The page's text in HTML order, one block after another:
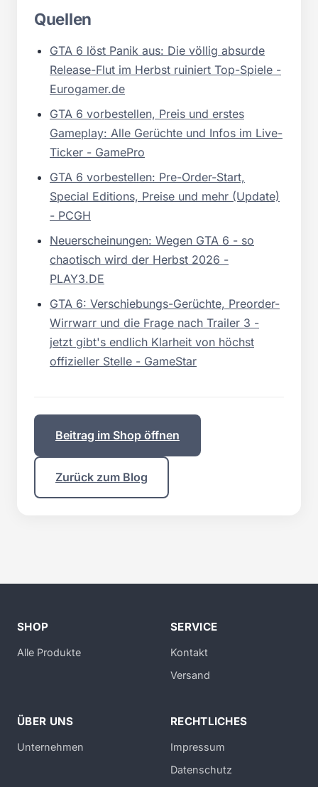
Quellen
GTA 6 löst Panik aus: Die völlig absurde
Release-Flut im Herbst ruiniert Top-Spiele -
Eurogamer.de
GTA 6 vorbestellen, Preis und erstes
Gameplay: Alle Gerüchte und Infos im Live-
Ticker - GamePro
GTA 6 vorbestellen: Pre-Order-Start,
Special Editions, Preise und mehr (Update)
- PCGH
Neuerscheinungen: Wegen GTA 6 - so
chaotisch wird der Herbst 2026 -
PLAY3.DE
GTA 6: Verschiebungs-Gerüchte, Preorder-
Wirrwarr und die Frage nach Trailer 3 -
jetzt gibt's endlich Klarheit von höchst
offizieller Stelle - GameStar
Beitrag im Shop öffnen
Zurück zum Blog
SHOP
Alle Produkte
SERVICE
Kontakt
Versand
ÜBER UNS
Unternehmen
RECHTLICHES
Impressum
Datenschutz